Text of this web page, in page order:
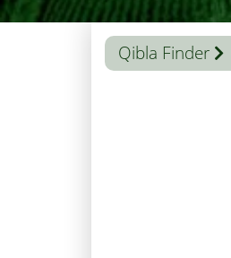
Qibla Finder